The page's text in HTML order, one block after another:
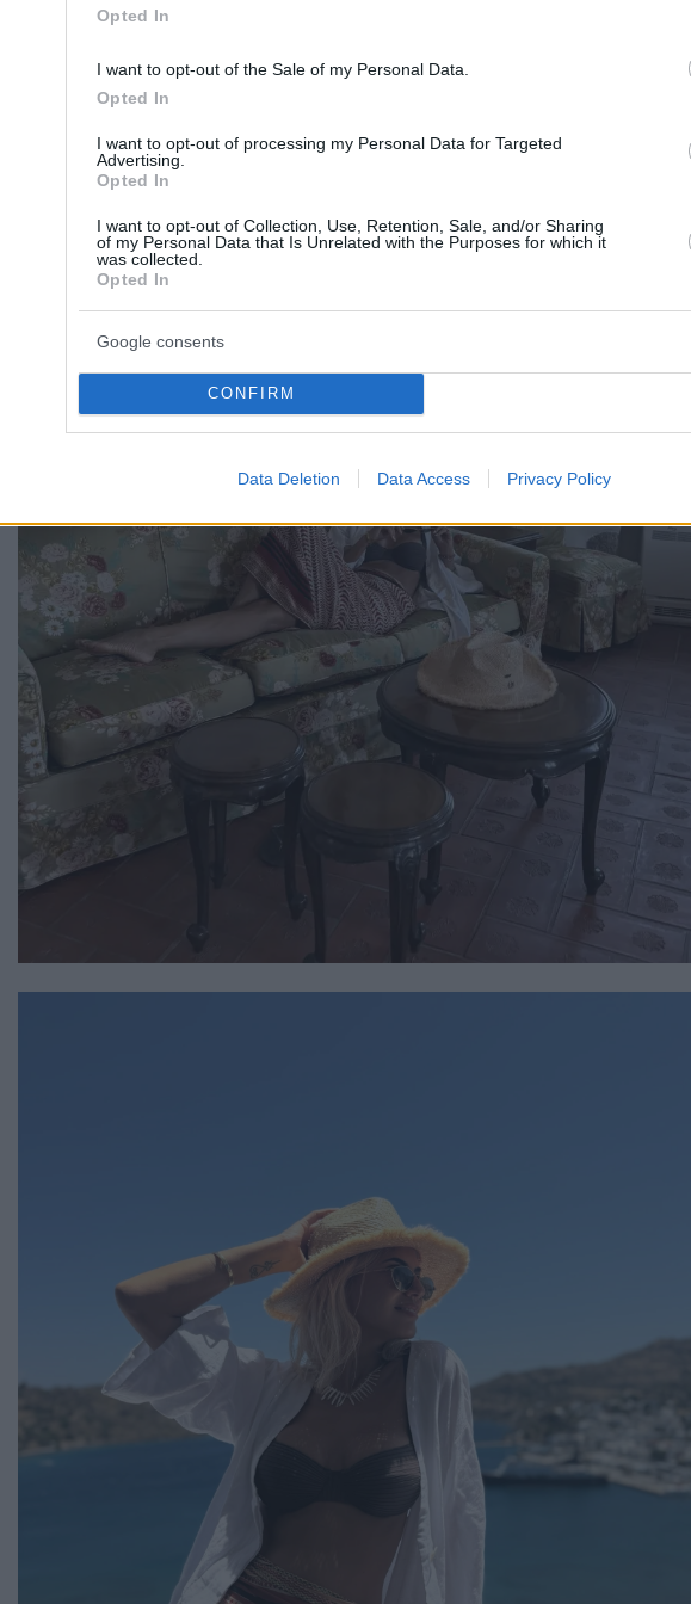
Opted In
I want to opt-out of the Sale of my Personal Data.
Opted In
I want to opt-out of processing my Personal Data for Targeted
Advertising.
Opted In
I want to opt-out of Collection, Use, Retention, Sale, and/or Sharing
of my Personal Data that Is Unrelated with the Purposes for which it
was collected.
Opted In
Google consents
CONFIRM
Data Deletion Data Access Privacy Policy